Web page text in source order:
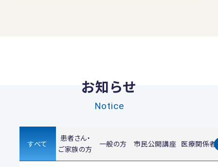
お知らせ
Notice
すべて
患者さん・
ご家族の方
一般の方 市民公開講座 医療関係